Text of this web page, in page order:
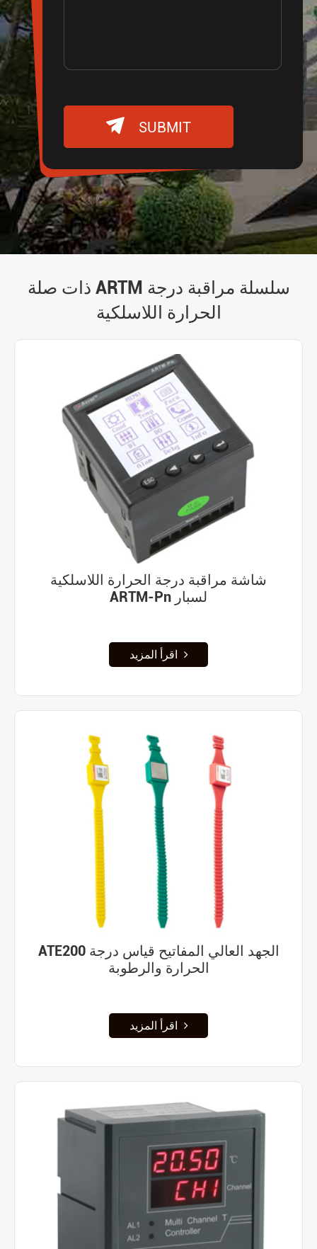
 SUBMIT
ذات صلة ARTM سلسلة مراقبة درجة
الحرارة اللاسلكية
شاشة مراقبة درجة الحرارة اللاسلكية
ARTM-Pn لسبار
ATE200 الجهد العالي المفاتيح قياس درجة
الحرارة والرطوبة